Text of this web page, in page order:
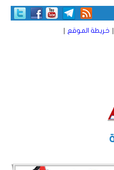
| خريطة الموقع |